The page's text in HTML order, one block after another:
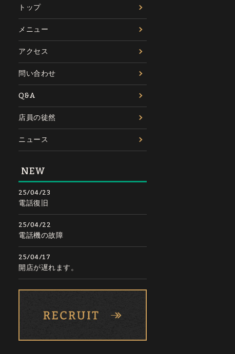
トップ
メニュー
アクセス
問い合わせ
Q&A
店員の徒然
ニュース
NEW
25/04/23
電話復旧
25/04/22
電話機の故障
25/04/17
開店が遅れます。